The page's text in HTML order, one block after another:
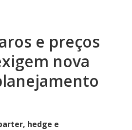
e preços
nova
hedge e